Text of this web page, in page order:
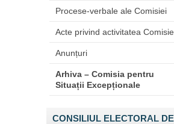
Procese-verbale ale Comisiei
Acte privind activitatea
Anunțuri
Arhiva – Comisia pentru
Situații Excepționale
CONSILIUL ELECTORAL DE